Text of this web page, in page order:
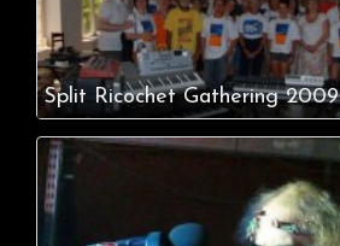
Split Ricochet Gathering 2009